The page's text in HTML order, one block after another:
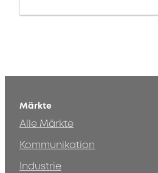
Märkte
Alle Märkte
Kommunikation
Industrie